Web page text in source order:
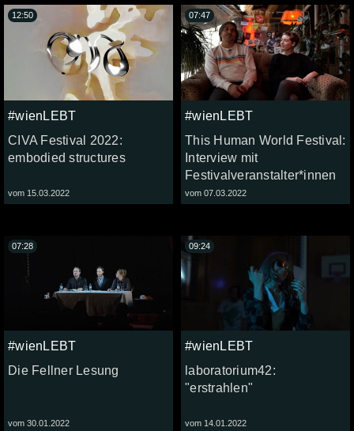
#wienLEBT
CIVA Festival 2022:
embodied structures
vom 15.03.2022
12:50
#wienLEBT
This Human World Festival:
Interview mit
Festivalveranstalter*innen
vom 07.03.2022
07:47
#wienLEBT
Die Fellner Lesung
vom 30.01.2022
07:28
#wienLEBT
laboratorium42:
"erstrahlen"
vom 14.01.2022
09:24